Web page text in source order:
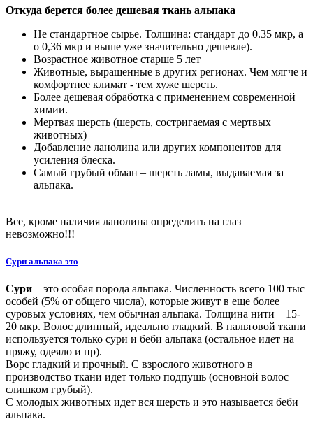
Откуда берется более дешевая ткань альпака
Не стандартное сырье. Толщина: стандарт до 0.35 мкр, а
о 0,36 мкр и выше уже значительно дешевле).
Возрастное животное старше 5 лет
Животные, выращенные в других регионах. Чем мягче и
комфортнее климат - тем хуже шерсть.
Более дешевая обработка с применением современной
химии.
Мертвая шерсть (шерсть, состригаемая с мертвых
животных)
Добавление ланолина или других компонентов для
усиления блеска.
Самый грубый обман – шерсть ламы, выдаваемая за
альпака.
Все, кроме наличия ланолина определить на глаз
невозможно!!!
Сури альпака это
Сури – это особая порода альпака. Численность всего 100 тыс
особей (5% от общего числа), которые живут в еще более
суровых условиях, чем обычная альпака. Толщина нити – 15-
20 мкр. Волос длинный, идеально гладкий. В пальтовой ткани
используется только сури и беби альпака (остальное идет на
пряжу, одеяло и пр).
Ворс гладкий и прочный. С взрослого животного в
производство ткани идет только подпушь (основной волос
слишком грубый).
С молодых животных идет вся шерсть и это называется беби
альпака.